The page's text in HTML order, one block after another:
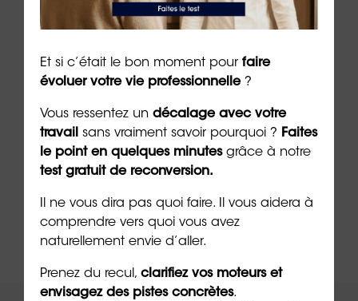
***
Passez gratuitement le test :
« devez-vous
faire unereconversion professionnelle
Passez aussi le test des 7 besoins
professionnels et personnelsNeeds®
Découvrez le livre d’Emeric Lebreton
Et si c’était le bon moment pour faire
évoluer votre vie professionnelle?
Vous ressentez un décalage avec votre
travail sans vraiment savoir pourquoi ? Faites
le point en quelques minutesgrâce à notre
test gratuit de reconversion.
Il ne vous dira pas quoi faire. Il vous aidera à
comprendre vers quoi vous avez
naturellement envie d’aller.
Prenez du recul, clarifiez vos moteurs et
envisagez des pistes concrètes.